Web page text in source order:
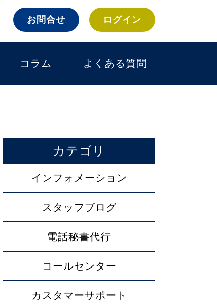
お問合せ ログイン
コラム よくある質問
カテゴリ
インフォメーション
スタッフブログ
電話秘書代行
コールセンター
カスタマーサポート